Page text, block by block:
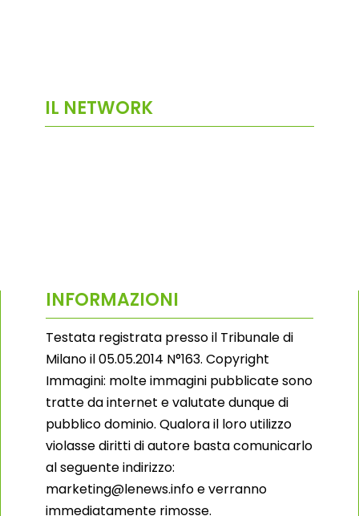
IL NETWORK
INFORMAZIONI
Testata registrata presso il Tribunale di
Milano il 05.05.2014 N°163. Copyright
Immagini: molte immagini pubblicate sono
tratte da internet e valutate dunque di
pubblico dominio. Qualora il loro utilizzo
violasse diritti di autore basta comunicarlo
al seguente indirizzo:
marketing@lenews.info e verranno
immediatamente rimosse.